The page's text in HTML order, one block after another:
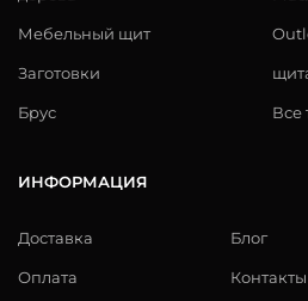
Мебельный щит
Заготовки
Брус Все
ИНФОРМАЦИЯ
Доставка
Оплата
Блог
Контакты